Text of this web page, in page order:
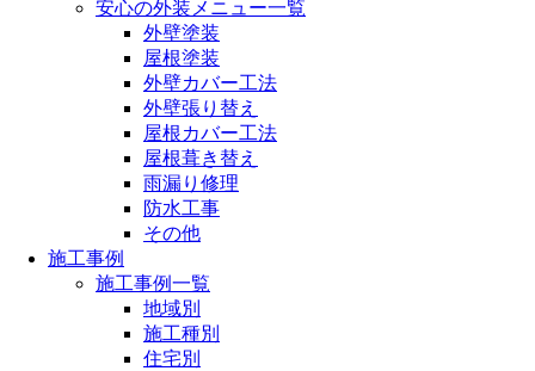
安心の外装メニュー一覧
外壁塗装
屋根塗装
外壁カバー工法
外壁張り替え
屋根カバー工法
屋根葺き替え
雨漏り修理
防水工事
その他
施工事例
施工事例一覧
地域別
施工種別
住宅別